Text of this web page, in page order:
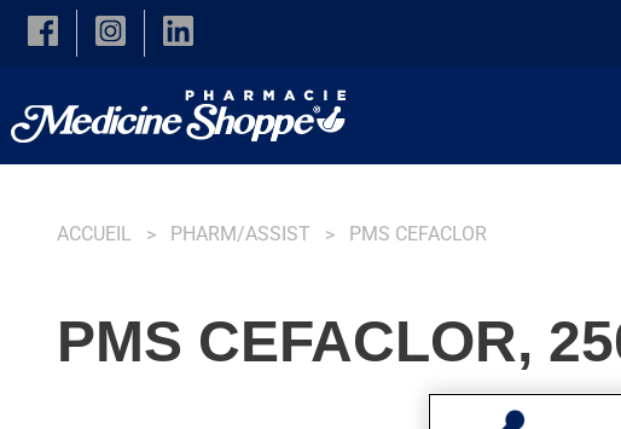
Skip to main content
ACCUEIL PHARM/ASSIST PMS CEFACLOR
PMS CEFACLOR,